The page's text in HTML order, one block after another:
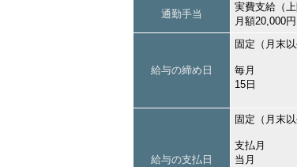
通勤手当
実費支給（上
月額20,000円
給与の締め日
固定（月末以
毎月
15日
給与の支払日
固定（月末以
支払月
当月